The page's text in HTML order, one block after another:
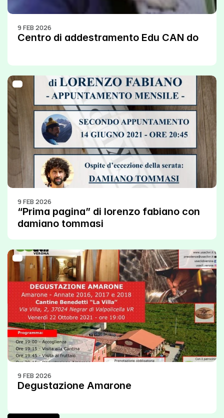
9 FEB 2026
Centro di addestramento Edu CAN do
9 FEB 2026
“Prima pagina” di lorenzo fabiano con
damiano tommasi
9 FEB 2026
Degustazione Amarone